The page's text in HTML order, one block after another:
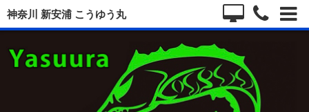
神奈川 新安浦 こうゆう丸